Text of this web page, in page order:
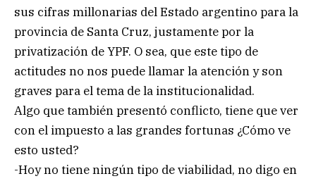
sus cifras millonarias del Estado argentino para la
provincia de Santa Cruz, justamente por la
privatización de YPF. O sea, que este tipo de
actitudes no nos puede llamar la atención y son
graves para el tema de la institucionalidad.
Algo que también presentó conflicto, tiene que ver
con el impuesto a las grandes fortunas ¿Cómo ve
esto usted?
-Hoy no tiene ningún tipo de viabilidad, no digo en